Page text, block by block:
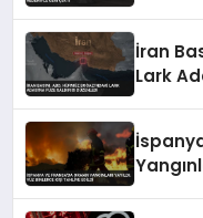
İran
Lark